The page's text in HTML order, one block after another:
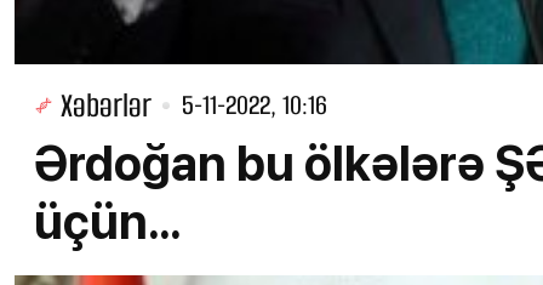
Xəbərlər 5-11-2022, 10:16
Ərdoğan bu ölkələrə
üçün...